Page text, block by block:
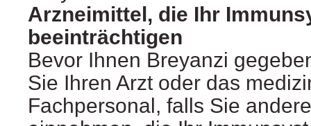
Arzneimittel, die Ihr
beeinträchtigen
Bevor Ihnen Breyanzi
Sie Ihren Arzt oder das
Fachpersonal, falls Sie